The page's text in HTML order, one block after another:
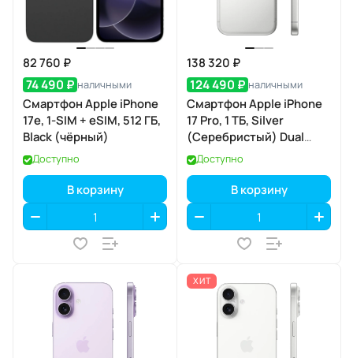
82 760 ₽
74 490 ₽ наличными
Смартфон Apple iPhone
17e, 1-SIM + eSIM, 512 ГБ,
Black (чёрный)
Доступно
В корзину
138 320 ₽
124 490 ₽ наличными
Смартфон Apple iPhone
17 Pro, 1 ТБ, Silver
(Серебристый) Dual
eSIM
Доступно
В корзину
ХИТ